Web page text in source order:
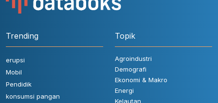
Trending
erupsi
Mobil
Pendidik
konsumsi pangan
Topik
Agroindustri
Demografi
Ekonomi & Makro
Energi
Kelautan